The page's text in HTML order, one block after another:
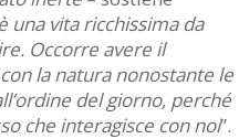
una vita ricchissima da
Occorre avere il
la natura nonostante le
del giorno, perché
che interagisce con noi”.